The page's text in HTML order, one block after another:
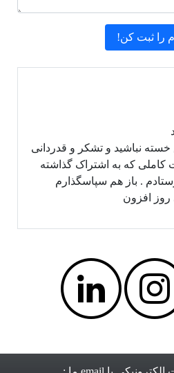
نباشید و تشکر و قدردانی
کاملی که به اشتراک گذاشته
. باز هم سپاسگذارم
روز افزون